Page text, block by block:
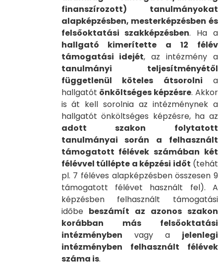
finanszírozott) tanulmányokat
alapképzésben, mesterképzésben és
felsőoktatási szakképzésben. Ha a
hallgató kimerítette a 12 félév
támogatási idejét, az intézmény a
tanulmányi teljesítményétől
függetlenül köteles átsorolni a
hallgatót önköltséges képzésre. Akkor
is át kell sorolnia az intézménynek a
hallgatót önköltséges képzésre, ha az
adott szakon folytatott
tanulmányai során a felhasznált
támogatott félévek számában két
félévvel túllépte a képzési időt (tehát
pl. 7 féléves alapképzésben összesen 9
támogatott félévet használt fel). A
képzésben felhasznált támogatási
időbe beszámít az azonos szakon
korábban más felsőoktatási
intézményben vagy a jelenlegi
intézményben felhasznált félévek
száma is.